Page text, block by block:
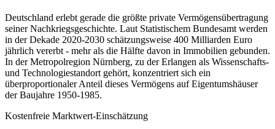
Deutschland erlebt gerade die größte private Vermögensübertragung
seiner Nachkriegsgeschichte. Laut Statistischem Bundesamt werden
in der Dekade 2020-2030 schätzungsweise 400 Milliarden Euro
jährlich vererbt - mehr als die Hälfte davon in Immobilien gebunden.
In der Metropolregion Nürnberg, zu der Erlangen als Wissenschafts-
und Technologiestandort gehört, konzentriert sich ein
überproportionaler Anteil dieses Vermögens auf Eigentumshäuser
der Baujahre 1950-1985.
Kostenfreie Marktwert-Einschätzung